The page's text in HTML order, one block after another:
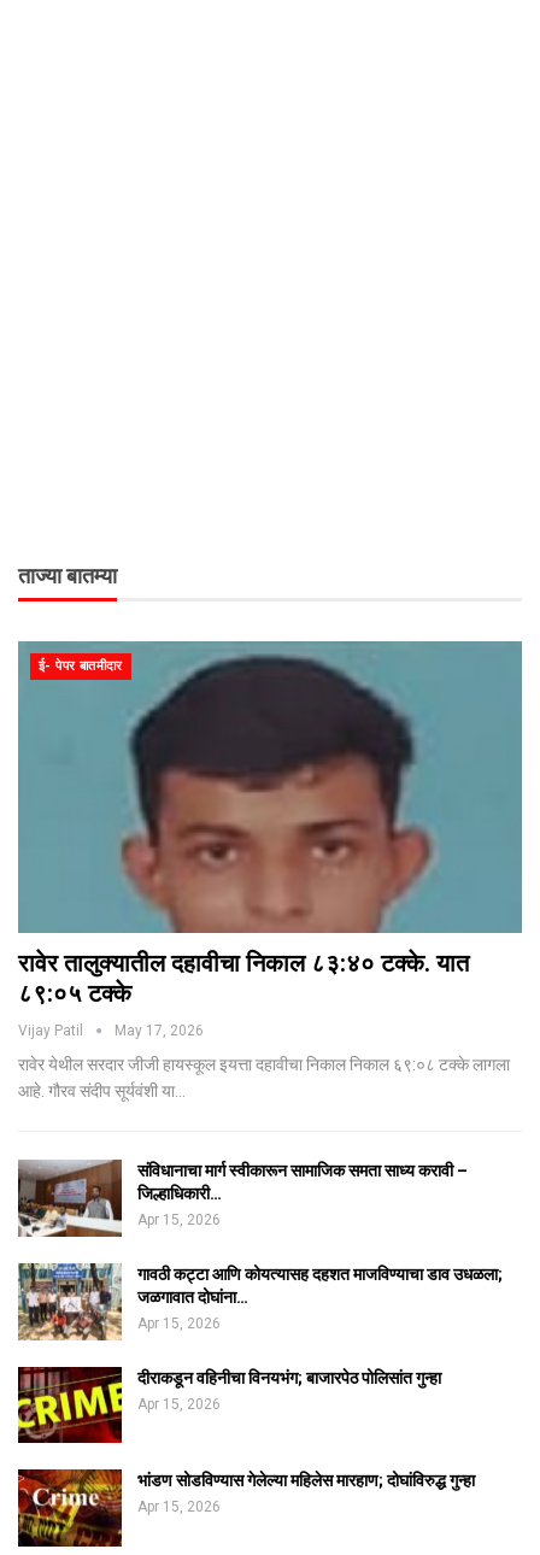
ताज्या बातम्या
ई- पेपर बातमीदार
रावेर तालुक्यातील दहावीचा निकाल ८३:४० टक्के. यात
८९:०५ टक्के
Vijay Patil May 17, 2026
रावेर येथील सरदार जीजी हायस्कूल इयत्ता दहावीचा निकाल निकाल ६९:०८ टक्के लागला
आहे. गौरव संदीप सूर्यवंशी या…
संविधानाचा मार्ग स्वीकारून सामाजिक समता साध्य करावी –
जिल्हाधिकारी…
Apr 15, 2026
गावठी कट्टा आणि कोयत्यासह दहशत माजविण्याचा डाव उधळला;
जळगावात दोघांना…
Apr 15, 2026
दीराकडून वहिनीचा विनयभंग; बाजारपेठ पोलिसांत गुन्हा
Apr 15, 2026
भांडण सोडविण्यास गेलेल्या महिलेस मारहाण; दोघांविरुद्ध गुन्हा
Apr 15, 2026